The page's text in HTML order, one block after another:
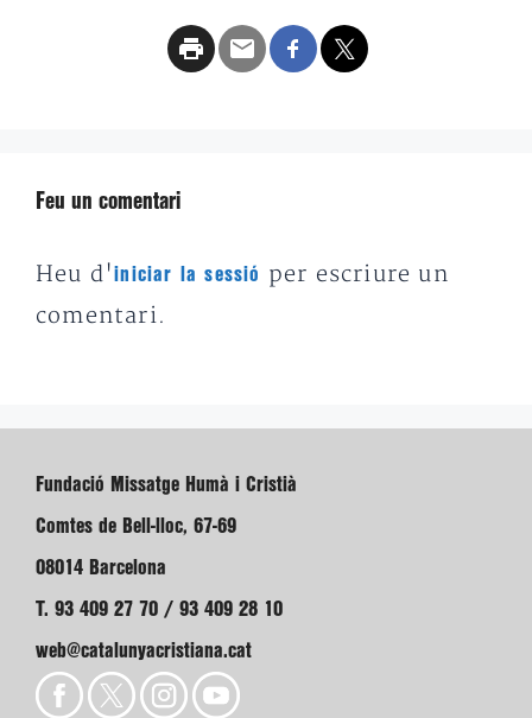
Feu un comentari
Heu d'iniciar la sessió
per escriure un
comentari.
Fundació Missatge Humà i Cristià
Comtes de Bell-lloc, 67-69
08014 Barcelona
T. 93 409 27 70 / 93 409 28 10
web@catalunyacristiana.cat